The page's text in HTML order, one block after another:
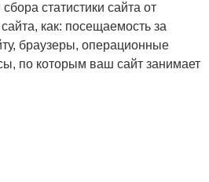
статистики сайта от
как: посещаемость за
браузеры, операционные
по которым ваш сайт занимает